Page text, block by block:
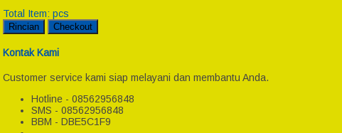
Total Item: pcs
Rincian Checkout
Kontak Kami
Customer service kami siap melayani dan membantu Anda.
Hotline - 08562956848
SMS - 08562956848
BBM - DBE5C1F9